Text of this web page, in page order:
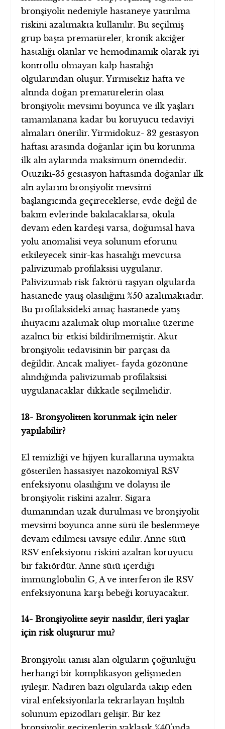
bronşiyolit nedeniyle hastaneye yatırılma
riskini azaltmakta kullanılır. Bu seçilmiş
grup başta prematüreler, kronik akciğer
hastalığı olanlar ve hemodinamik olarak iyi
kontrollü olmayan kalp hastalığı
olgularından oluşur. Yirmisekiz hafta ve
altında doğan prematürelerin olası
bronşiyolit mevsimi boyunca ve ilk yaşları
tamamlanana kadar bu koruyucu tedaviyi
almaları önerilir. Yirmidokuz- 32 gestasyon
haftası arasında doğanlar için bu korunma
ilk altı aylarında maksimum önemdedir.
Otuziki-35 gestasyon haftasında doğanlar ilk
altı aylarını bronşiyolit mevsimi
başlangıcında geçireceklerse, evde değil de
bakım evlerinde bakılacaklarsa, okula
devam eden kardeşi varsa, doğumsal hava
yolu anomalisi veya solunum eforunu
etkileyecek sinir-kas hastalığı mevcutsa
palivizumab profilaksisi uygulanır.
Palivizumab risk faktörü taşıyan olgularda
hastanede yatış olasılığını %50 azaltmaktadır.
Bu profilaksideki amaç hastanede yatış
ihtiyacını azaltmak olup mortalite üzerine
azaltıcı bir etkisi bildirilmemiştir. Akut
bronşiyolit tedavisinin bir parçası da
değildir. Ancak maliyet- fayda gözönüne
alındığında palivizumab profilaksisi
uygulanacaklar dikkatle seçilmelidir.
13- Bronşyolitten korunmak için neler
yapılabilir?
El temizliği ve hijyen kurallarına uymakta
gösterilen hassasiyet nazokomiyal RSV
enfeksiyonu olasılığını ve dolayısı ile
bronşiyolit riskini azaltır. Sigara
dumanından uzak durulması ve bronşiyolit
mevsimi boyunca anne sütü ile beslenmeye
devam edilmesi tavsiye edilir. Anne sütü
RSV enfeksiyonu riskini azaltan koruyucu
bir faktördür. Anne sütü içerdiği
immünglobülin G, A ve interferon ile RSV
enfeksiyonuna karşı bebeği koruyacaktır.
14- Bronşiyolitte seyir nasıldır, ileri yaşlar
için risk oluşturur mu?
Bronşiyolit tanısı alan olguların çoğunluğu
herhangi bir komplikasyon gelişmeden
iyileşir. Nadiren bazı olgularda takip eden
viral enfeksiyonlarla tekrarlayan hışıltılı
solunum epizodları gelişir. Bir kez